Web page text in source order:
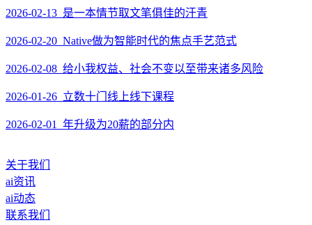
2026-02-13 是一本情节取文笔俱佳的汗青
2026-02-20 Native做为智能时代的焦点手艺范式
2026-02-08 给小我权益、社会不变以至带来诸多风险
2026-01-26 立数十门线上线下课程
2026-02-01 年升级为20薪的部分内
关于我们
ai资讯
ai动态
联系我们